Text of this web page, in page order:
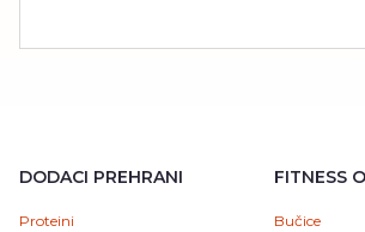
DODACI PREHRANI
Proteini
FITNESS
Bučice